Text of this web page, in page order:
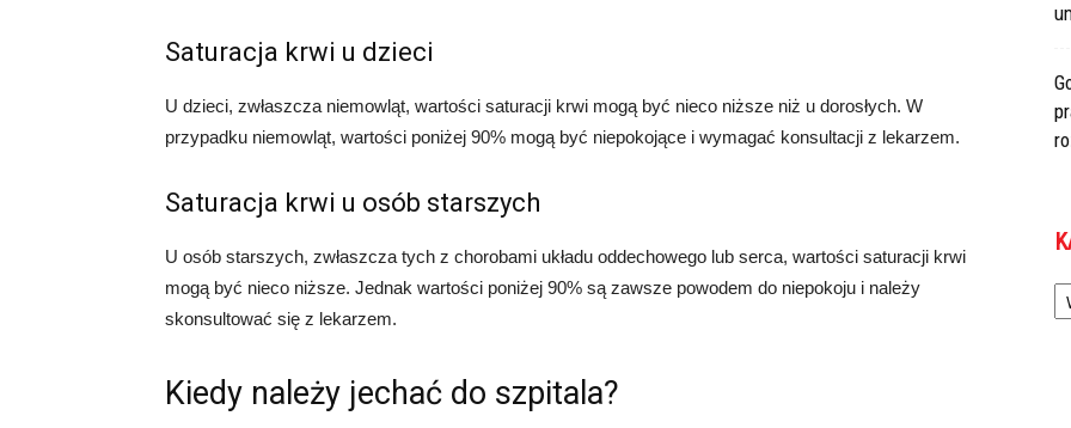
Saturacja krwi u dzieci
U dzieci, zwłaszcza niemowląt, wartości saturacji krwi mogą być nieco niższe niż u dorosłych. W
przypadku niemowląt, wartości poniżej 90% mogą być niepokojące i wymagać konsultacji z lekarzem.
Saturacja krwi u osób starszych
U osób starszych, zwłaszcza tych z chorobami układu oddechowego lub serca, wartości saturacji krwi
mogą być nieco niższe. Jednak wartości poniżej 90% są zawsze powodem do niepokoju i należy
skonsultować się z lekarzem.
Kiedy należy jechać do szpitala?